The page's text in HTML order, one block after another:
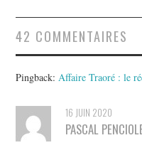
42 COMMENTAIRES
Pingback:Affaire Traoré : le
16 JUIN 2020
PASCAL